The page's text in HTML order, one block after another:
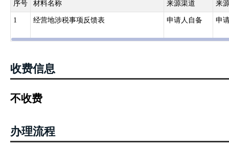
序号 材料名称 来源渠道 来
1 经营地涉税事项反馈表 申请人自备 申
收费信息
不收费
办理流程